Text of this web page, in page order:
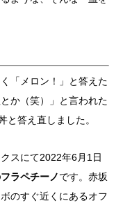
「メロン！」と答えた
か（笑）」と言われた
と答え直しました。
スにて2022年6月1日
ラペチーノです。赤坂
のすぐ近くにあるオフ